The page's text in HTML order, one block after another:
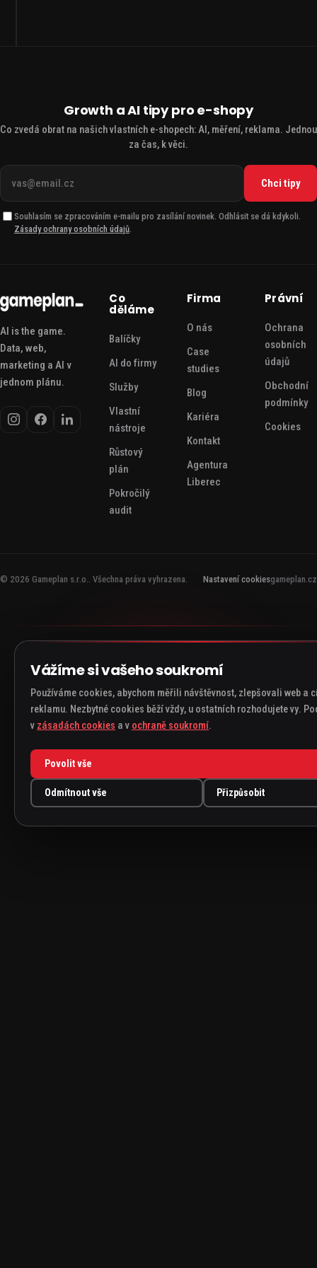
Growth a AI tipy pro e-shopy
Co zvedá obrat na našich vlastních e-shopech: AI, měření, reklama. Jednou
za čas, k věci.
Váš
Chci tipy
Souhlasím se zpracováním e-mailu pro zasílání novinek. Odhlásit se dá kdykoli.
Zásady ochrany osobních údajů
AI is the game.
Data, web,
marketing a AI v
jednom plánu.
Co
děláme
Balíčky
AI do firmy
Služby
Vlastní
nástroje
Růstový
plán
Pokročilý
audit
Firma
O nás
Case
studies
Blog
Kariéra
Kontakt
Agentura
Liberec
Právní
Ochrana
osobních
údajů
Obchodní
podmínky
Cookies
© 2026 Gameplan s.r.o.. Všechna práva vyhrazena. Nastavení cookiesgameplan.cz
Vážíme si vašeho soukromí
Používáme cookies, abychom měřili návštěvnost, zlepšovali web a
reklamu. Nezbytné cookies běží vždy, u ostatních rozhodujete vy.
v zásadách cookies a v ochraně soukromí.
Odmítnout vše Přizpůsobit
Povolit vše